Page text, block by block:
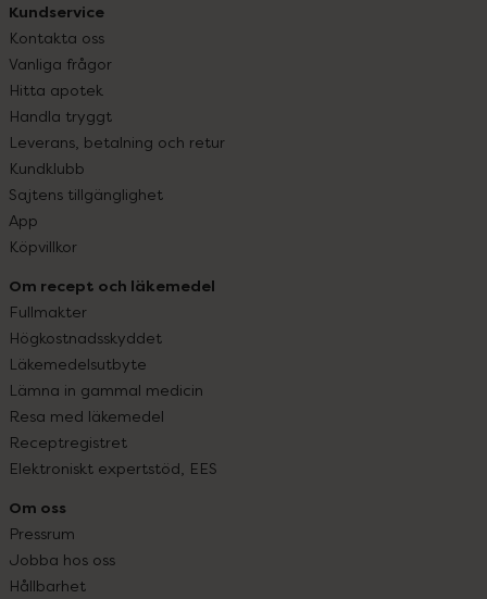
Kundservice
Kontakta oss
Vanliga frågor
Hitta apotek
Handla tryggt
Leverans, betalning och retur
Kundklubb
Sajtens tillgänglighet
App
Köpvillkor
Om recept och läkemedel
Fullmakter
Högkostnadsskyddet
Läkemedelsutbyte
Lämna in gammal medicin
Resa med läkemedel
Receptregistret
Elektroniskt expertstöd, EES
Om oss
Pressrum
Jobba hos oss
Hållbarhet